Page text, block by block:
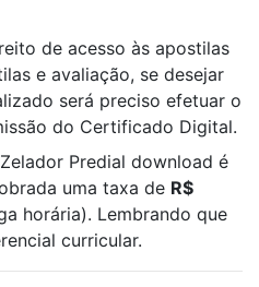
de acesso às apostilas
e avaliação, se desejar
será preciso efetuar o
do Certificado Digital.
Predial download é
uma taxa de R$
horária). Lembrando que
curricular.